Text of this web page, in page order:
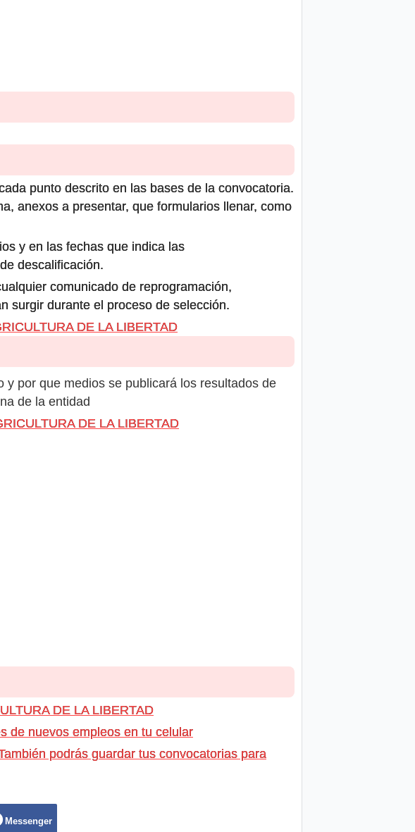
punto descrito en las bases de la convocatoria.
anexos a presentar, que formularios llenar, como
y en las fechas que indica las
descalificación.
comunicado de reprogramación,
surgir durante el proceso de selección.
DE LA LIBERTAD
por que medios se publicará los resultados de
de la entidad
DE LA LIBERTAD
DE LA LIBERTAD
de nuevos empleos en tu celular
podrás guardar tus convocatorias para
Messenger